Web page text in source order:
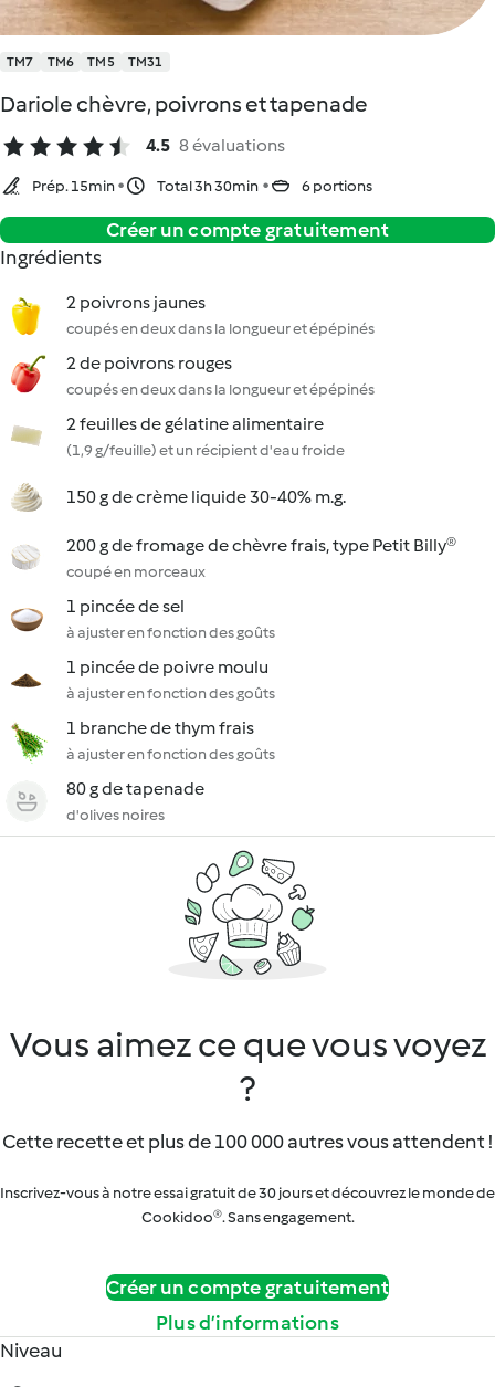
TM7 TM6 TM5 TM31
Dariole chèvre, poivrons et tapenade
4.5 8 évaluations
Prép. 15min Total 3h 30min 6 portions
Créer un compte gratuitement
Ingrédients
2 poivrons jaunes
coupés en deux dans la longueur et épépinés
2 de poivrons rouges
coupés en deux dans la longueur et épépinés
2 feuilles de gélatine alimentaire
(1,9 g/feuille) et un récipient d'eau froide
150 g de crème liquide 30-40% m.g.
200 g de fromage de chèvre frais, type Petit Billy®
coupé en morceaux
1 pincée de sel
à ajuster en fonction des goûts
1 pincée de poivre moulu
à ajuster en fonction des goûts
1 branche de thym frais
à ajuster en fonction des goûts
80 g de tapenade
d'olives noires
Vous aimez ce que vous voyez
?
Cette recette et plus de 100 000 autres vous attendent !
Inscrivez-vous à notre essai gratuit de 30 jours et découvrez le monde de
Cookidoo®. Sans engagement.
Créer un compte gratuitement
Plus d’informations
Niveau